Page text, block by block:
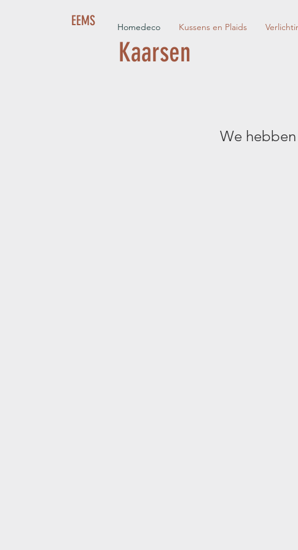
EEMS Homedeco Kussens en Plaids
Kaarsen
We